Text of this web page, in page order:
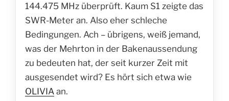
144.475 MHz überprüft. Kaum S1 zeigte das
SWR-Meter an. Also eher schleche
Bedingungen. Ach – übrigens, weiß jemand,
was der Mehrton in der Bakenaussendung
zu bedeuten hat, der seit kurzer Zeit mit
ausgesendet wird? Es hört sich etwa wie
OLIVIA an.